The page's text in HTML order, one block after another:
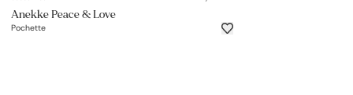
Anekke Peace & Love
Pochette